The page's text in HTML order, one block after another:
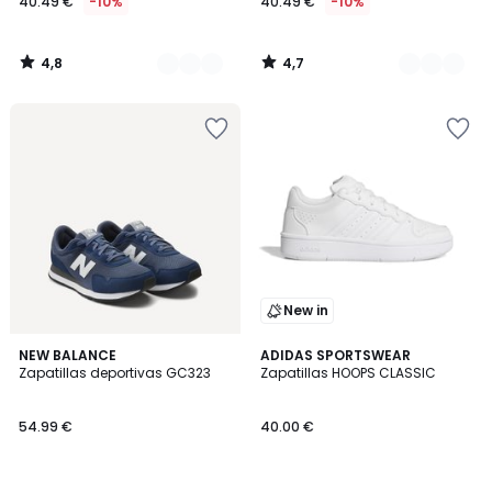
4,8
/
4,7
/
NEW BALANCE
Zapatillas deportivas GC323
54.99 €
5
/
2
Colores
New in
ADIDAS SPORTSWEAR
Zapatillas HOOPS CLASSIC
40.00 €
5
/
2
Colores